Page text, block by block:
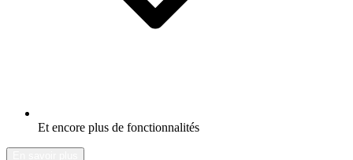
Et encore plus de fonctionnalités